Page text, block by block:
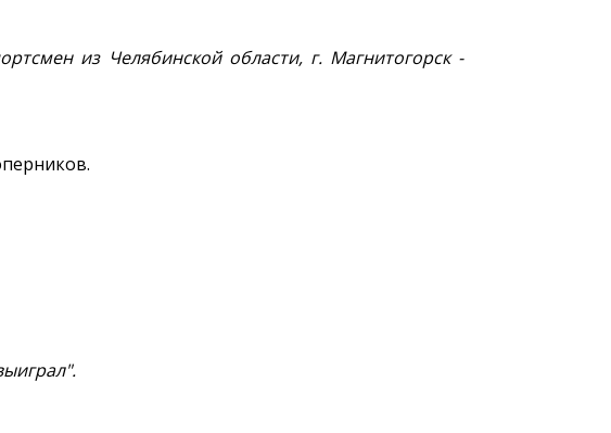
из Челябинской области, г. Магнитогорск -